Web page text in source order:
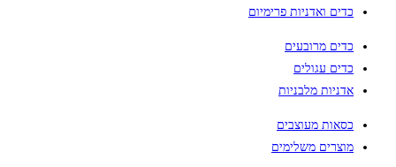
כדים ואדניות פרימיום
כדים מרובעים
כדים עגולים
אדניות מלבניות
כסאות מעוצבים
מוצרים משלימים